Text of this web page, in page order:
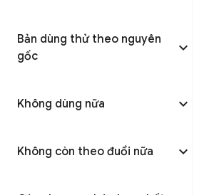
Bản dùng thử theo nguyên
gốc
Không dùng nữa
Không còn theo đuổi nữa